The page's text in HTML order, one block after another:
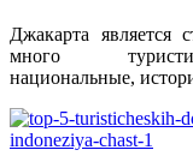
Джакарта является
много
национальные,